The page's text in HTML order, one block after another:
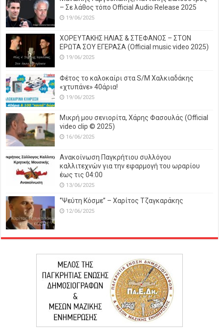
– Σε λάθος τόπο Official Audio Release 2025
19/06/2025
ΧΟΡΕΥΤΑΚΗΣ ΗΛΙΑΣ & ΣΤΕΦΑΝΟΣ – ΣΤΟΝ
ΕΡΩΤΑ ΣΟΥ ΕΓΕΡΑΣΑ (Official music video 2025)
19/06/2025
Φέτος το καλοκαίρι στα S/M Χαλκιαδάκης
«χτυπάνε» 40άρια!
19/06/2025
Μικρή μου σενιορίτα, Χάρης Φασουλάς (Official
video clip © 2025)
16/06/2025
Ανακοίνωση Παγκρήτιου συλλόγου
καλλιτεχνών για την εφαρμογή του ωραρίου
έως τις 04:00
13/06/2025
‘’Ψεύτη Κόσμε’’ – Χαρίτος Τζαγκαράκης
12/06/2025